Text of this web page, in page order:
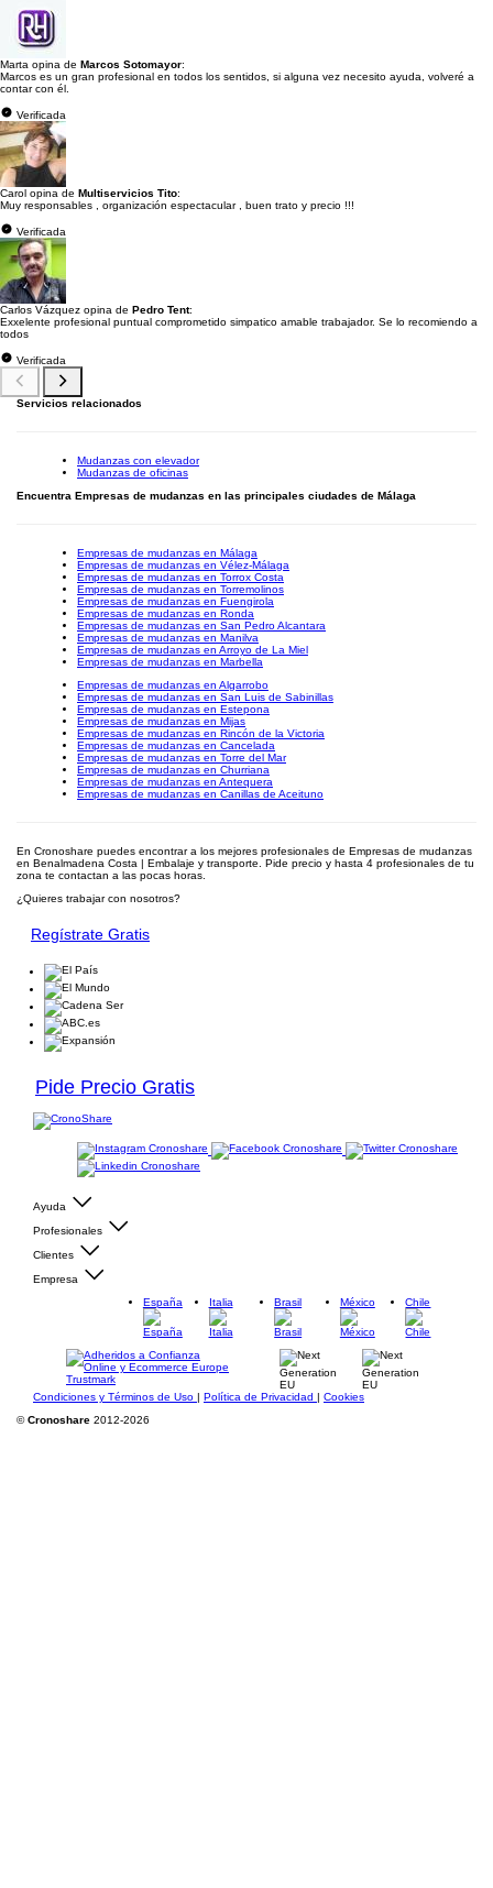
Marta opina de Marcos Sotomayor:
Marcos es un gran profesional en todos los sentidos, si alguna vez necesito ayuda, volveré a
contar con él.
Verificada
Carol opina de Multiservicios Tito:
Muy responsables , organización espectacular , buen trato y precio !!!
Verificada
Carlos Vázquez opina de Pedro Tent:
Exxelente profesional puntual comprometido simpatico amable trabajador. Se lo recomiendo a
todos
Verificada
Servicios relacionados
Mudanzas con elevador
Mudanzas de oficinas
Encuentra Empresas de mudanzas en las principales ciudades de Málaga
Empresas de mudanzas en Málaga
Empresas de mudanzas en Vélez-Málaga
Empresas de mudanzas en Torrox Costa
Empresas de mudanzas en Torremolinos
Empresas de mudanzas en Fuengirola
Empresas de mudanzas en Ronda
Empresas de mudanzas en San Pedro Alcantara
Empresas de mudanzas en Manilva
Empresas de mudanzas en Arroyo de La Miel
Empresas de mudanzas en Marbella
Empresas de mudanzas en Algarrobo
Empresas de mudanzas en San Luis de Sabinillas
Empresas de mudanzas en Estepona
Empresas de mudanzas en Mijas
Empresas de mudanzas en Rincón de la Victoria
Empresas de mudanzas en Cancelada
Empresas de mudanzas en Torre del Mar
Empresas de mudanzas en Churriana
Empresas de mudanzas en Antequera
Empresas de mudanzas en Canillas de Aceituno
En Cronoshare puedes encontrar a los mejores profesionales de Empresas de mudanzas
en Benalmadena Costa | Embalaje y transporte. Pide precio y hasta 4 profesionales de tu
zona te contactan a las pocas horas.
¿Quieres trabajar con nosotros?
Regístrate Gratis
Pide Precio Gratis
Ayuda
Profesionales
Clientes
Empresa
España
Italia Brasil México Chile
Condiciones y Términos de Uso | Política de Privacidad | Cookies
©Cronoshare 2012-2026